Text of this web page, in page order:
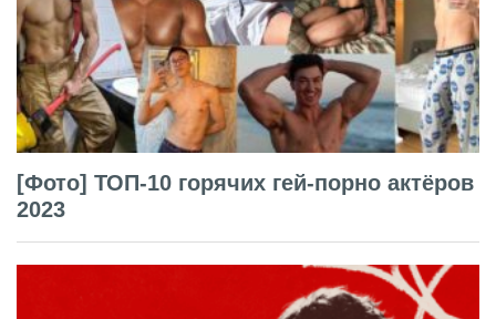
[Фото] ТОП-10 горячих гей-порно актёров
2023